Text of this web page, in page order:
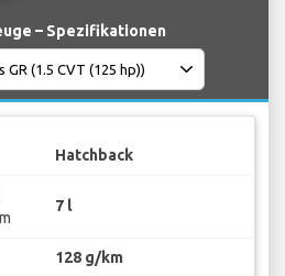
– Spezifikationen
Hatchback
7 l
128 g/km